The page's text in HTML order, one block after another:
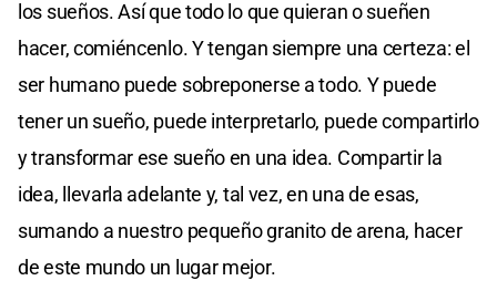
los sueños. Así que todo lo que quieran o sueñen
hacer, comiéncenlo. Y tengan siempre una certeza: el
ser humano puede sobreponerse a todo. Y puede
tener un sueño, puede interpretarlo, puede compartirlo
y transformar ese sueño en una idea. Compartir la
idea, llevarla adelante y, tal vez, en una de esas,
sumando a nuestro pequeño granito de arena, hacer
de este mundo un lugar mejor.